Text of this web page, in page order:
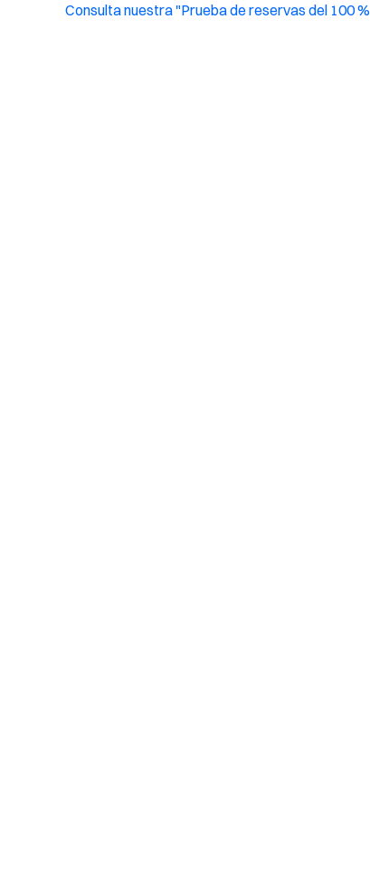
Consulta nuestra "Prueba de reservas del 100 %